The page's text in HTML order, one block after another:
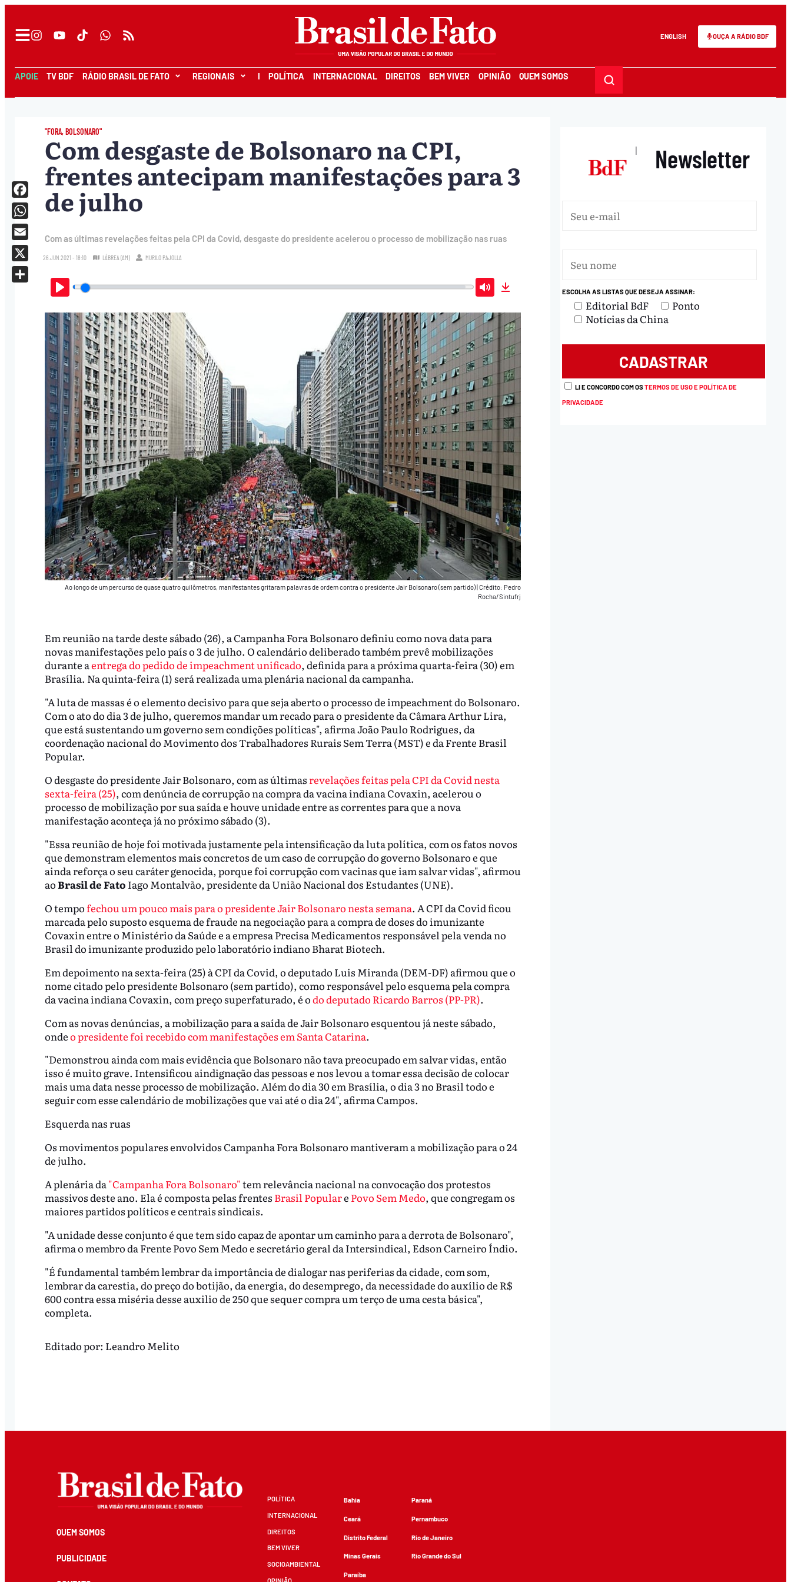
ENGLISH OUÇA A RÁDIO BDF
APOIE TV BDF RÁDIO BRASIL DE FATO REGIONAIS I POLÍTICA INTERNACIONAL DIREITOS BEM VIVER OPINIÃO QUEM SOMOS
"FORA, BOLSONARO"
Com desgaste de Bolsonaro na CPI,
frentes antecipam manifestações para 3
de julho
Com as últimas revelações feitas pela CPI da Covid, desgaste do presidente acelerou o processo de mobilização nas ruas
26.JUN.2021 - 18:10 LÁBREA (AM) MURILO PAJOLLA
Play Mute
Ao longo de um percurso de quase quatro quilômetros, manifestantes gritaram palavras de ordem contra o presidente Jair Bolsonaro (sem partido)|Crédito: Pedro
Rocha/Sintufrj
Em reunião na tarde deste sábado (26), a Campanha Fora Bolsonaro definiu como nova data para
novas manifestações pelo país o 3 de julho. O calendário deliberado também prevê mobilizações
durante aentrega do pedido de impeachment unificado, definida para a próxima quarta-feira (30) em
Brasília. Na quinta-feira (1) será realizada uma plenária nacional da campanha.
"A luta de massas é o elemento decisivo para que seja aberto o processo de impeachment do Bolsonaro.
Com o ato do dia 3 de julho, queremos mandar um recado para o presidente da Câmara Arthur Lira,
que está sustentando um governo sem condições políticas", afirma João Paulo Rodrigues, da
coordenação nacional do Movimento dos Trabalhadores Rurais Sem Terra (MST) e da Frente Brasil
Popular.
O desgaste do presidente Jair Bolsonaro, com as últimas revelações feitas pela CPI da Covid nesta
sexta-feira (25), com denúncia de corrupção na compra da vacina indiana Covaxin, acelerou o
processo de mobilização por sua saída e houve unidade entre as correntes para que a nova
manifestação aconteça já no próximo sábado (3).
"Essa reunião de hoje foi motivada justamente pela intensificação da luta política, com os fatos novos
que demonstram elementos mais concretos de um caso de corrupção do governo Bolsonaro e que
ainda reforça o seu caráter genocida, porque foi corrupção com vacinas que iam salvar vidas", afirmou
aoBrasil de Fato Iago Montalvão, presidente da União Nacional dos Estudantes (UNE).
O tempo fechou um pouco mais para o presidente Jair Bolsonaro nesta semana. A CPI da Covid ficou
marcada pelo suposto esquema de fraude na negociação para a compra de doses do imunizante
Covaxin entre o Ministério da Saúde e a empresa Precisa Medicamentos responsável pela venda no
Brasil do imunizante produzido pelo laboratório indiano Bharat Biotech.
Em depoimento na sexta-feira (25) à CPI da Covid, o deputado Luis Miranda (DEM-DF) afirmou que o
nome citado pelo presidente Bolsonaro (sem partido), como responsável pelo esquema pela compra
da vacina indiana Covaxin, com preço superfaturado, é odo deputado Ricardo Barros (PP-PR).
Com as novas denúncias, a mobilização para a saída de Jair Bolsonaro esquentou já neste sábado,
ondeo presidente foi recebido com manifestações em Santa Catarina.
"Demonstrou ainda com mais evidência que Bolsonaro não tava preocupado em salvar vidas, então
isso é muito grave. Intensificou aindignação das pessoas e nos levou a tomar essa decisão de colocar
mais uma data nesse processo de mobilização. Além do dia 30 em Brasília, o dia 3 no Brasil todo e
seguir com esse calendário de mobilizações que vai até o dia 24", afirma Campos.
Esquerda nas ruas
Os movimentos populares envolvidos Campanha Fora Bolsonaro mantiveram a mobilização para o 24
de julho.
A plenária da"Campanha Fora Bolsonaro"tem relevância nacional na convocação dos protestos
massivos deste ano. Ela é composta pelas frentes Brasil Populare Povo Sem Medo, que congregam os
maiores partidos políticos e centrais sindicais.
"A unidade desse conjunto é que tem sido capaz de apontar um caminho para a derrota de Bolsonaro",
afirma o membro da Frente Povo Sem Medo e secretário geral da Intersindical, Edson Carneiro Índio.
"É fundamental também lembrar da importância de dialogar nas periferias da cidade, com som,
lembrar da carestia, do preço do botijão, da energia, do desemprego, da necessidade do auxílio de R$
600 contra essa miséria desse auxilio de 250 que sequer compra um terço de uma cesta básica",
completa.
Facebook
WhatsApp
Email
X
Editado por: Leandro Melito
| Newsletter
ESCOLHA AS LISTAS QUE DESEJA ASSINAR:
Editorial BdF
Ponto
Notícias da China
LI E CONCORDO COM OSTERMOS DE USO E POLÍTICA DE
PRIVACIDADE
QUEM SOMOS
PUBLICIDADE
POLÍTICA
INTERNACIONAL
DIREITOS
BEM VIVER
SOCIOAMBIENTAL
OPINIÃO
Bahia
Ceará
Distrito Federal
Minas Gerais
Paraíba
Paraná
Pernambuco
Rio de Janeiro
Rio Grande do Sul